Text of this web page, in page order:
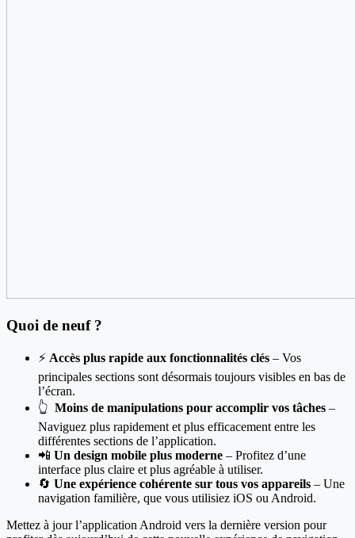
Quoi de neuf ?
⚡ Accès plus rapide aux fonctionnalités clés – Vos
principales sections sont désormais toujours visibles en bas de
l’écran.
👆 Moins de manipulations pour accomplir vos tâches –
Naviguez plus rapidement et plus efficacement entre les
différentes sections de l’application.
📲 Un design mobile plus moderne – Profitez d’une
interface plus claire et plus agréable à utiliser.
🔄 Une expérience cohérente sur tous vos appareils – Une
navigation familière, que vous utilisiez iOS ou Android.
Mettez à jour l’application Android vers la dernière version pour